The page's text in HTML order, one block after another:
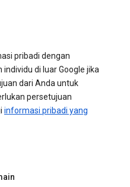
pribadi dengan
di luar Google jika
dari Anda untuk
persetujuan
informasi pribadi yang